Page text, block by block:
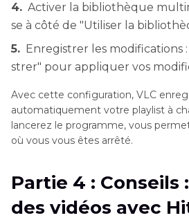
4. Activer la bibliothèque
se à côté de "Utiliser la
5. Enregistrer les modifications
strer" pour appliquer vos
Avec cette configuration, VLC
automatiquement votre playlist à
lancerez le programme, vous
où vous vous êtes arrêté.
Partie 4 : Conseils
des vidéos avec